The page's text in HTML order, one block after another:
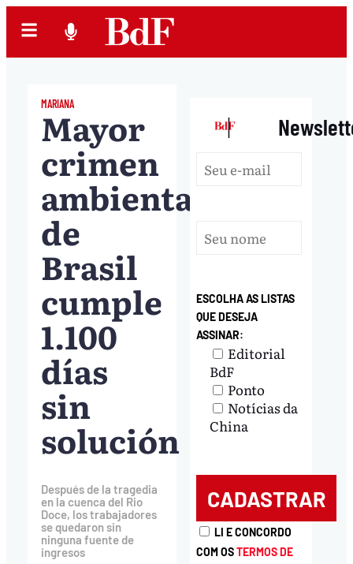
MARIANA
Mayor
crimen
ambiental
de
Brasil
cumple
1.100
días
sin
solución
Después de la tragedia
en la cuenca del Rio
Doce, los trabajadores
se quedaron sin
ninguna fuente de
ingresos
|
ESCOLHA AS LISTAS
QUE DESEJA
ASSINAR:
Editorial
BdF
Ponto
Notícias da
China
LI E CONCORDO
COM OSTERMOS DE